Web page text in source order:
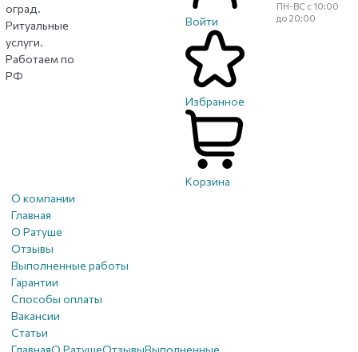
оград.
Ритуальные
услуги.
Работаем по
РФ
Войти
Избранное
Корзина
ПН-ВС с 10:00
до 20:00
О компании
Главная
О Ратуше
Отзывы
Выполненные работы
Гарантии
Способы оплаты
Вакансии
Статьи
ГлавнаяО РатушеОтзывыВыполненные